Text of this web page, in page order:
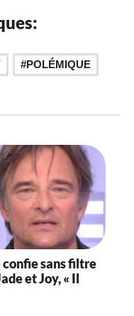
POLÉMIQUE
confie sans filtre
et Joy, « Il